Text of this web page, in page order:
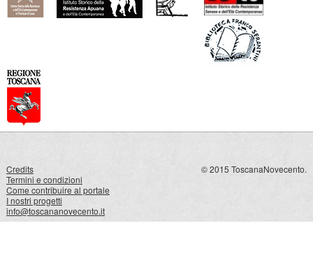
Credits
Termini e condizioni
Come contribuire al portale
I nostri progetti
info@toscananovecento.it
© 2015 ToscanaNovecento.